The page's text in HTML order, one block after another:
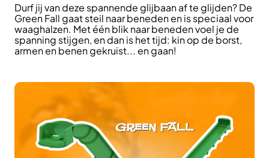
Durf jij van deze spannende glijbaan af te glijden? De
Green Fall gaat steil naar beneden en is speciaal voor
waaghalzen. Met één blik naar beneden voel je de
spanning stijgen, en dan is het tijd: kin op de borst,
armen en benen gekruist... en gaan!